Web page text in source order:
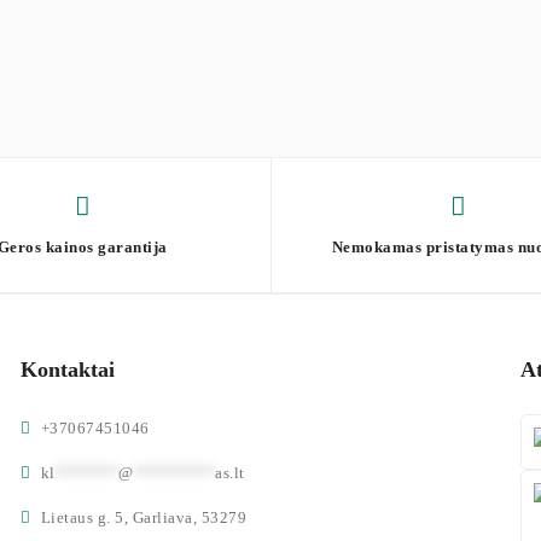
kainos garantija Nemokamas pristatymas
Kontaktai
+37067451046
kl *******@ *********as.lt
Lietaus g. 5, Garliava, 53279